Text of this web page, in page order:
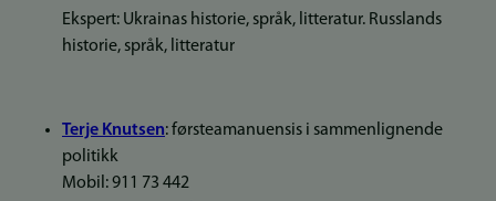
Ekspert: Ukrainas historie, språk, litteratur. Russlands
historie, språk, litteratur
Terje Knutsen: førsteamanuensis i sammenlignende
politikk
Mobil: 911 73 442